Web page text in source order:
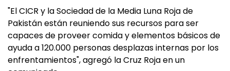
"El CICR y la Sociedad de la Media Luna Roja de
Pakistán están reuniendo sus recursos para ser
capaces de proveer comida y elementos básicos de
ayuda a 120.000 personas desplazas internas por los
enfrentamientos", agregó la Cruz Roja en un